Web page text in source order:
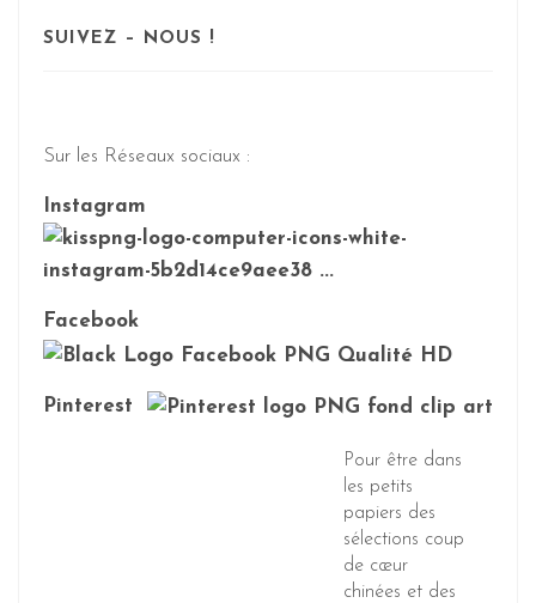
SUIVEZ – NOUS !
Sur les Réseaux sociaux :
Instagram
Facebook
Pinterest
Pour être dans
les petits
papiers des
sélections coup
de cœur
chinées et des